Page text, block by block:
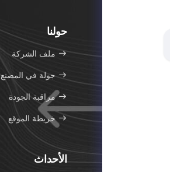
حولنا
ملف الشركة
جولة في المصنع
مراقبة الجودة
خريطة الموقع
الأحداث